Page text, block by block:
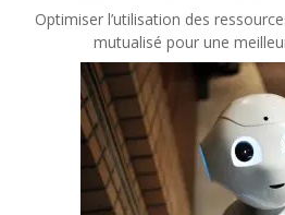
Optimiser l’utilisation des
mutualisé pour une